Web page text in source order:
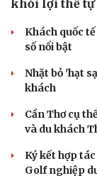
khỏi lợi thế
Khách quốc
số nổi bật
Nhặt bỏ 'hạt
khách
Cần Thơ cụ
và du khách
Ký kết hợp
Golf nghiệp